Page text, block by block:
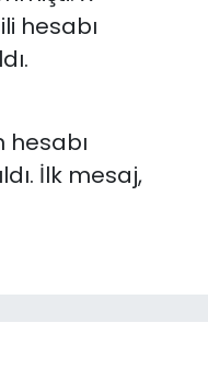
hesabı
İlk mesaj,